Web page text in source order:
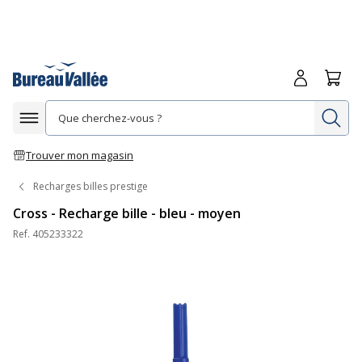
Afficher la navigation
Trouver mon magasin
Me
Recharges billes prestige
Cross - Recharge bille - bleu - moyen
Ref. 405233322